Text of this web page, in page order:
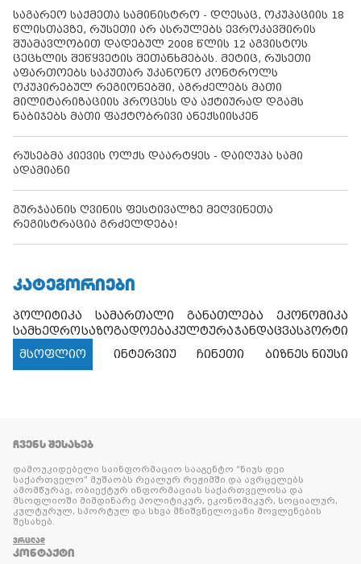
საგარეო საქმეთა სამინისტრო - დღესაც, ოკუპაციის 18
წლისთავზე, რუსეთი არ ასრულებს ევროკავშირის
შუამავლობით დადებულ 2008 წლის 12 აგვისტოს
ცეცხლის შეწყვეტის შეთანხმებას. მეტიც, რუსეთი
აფართოებს საკუთარ უკანონო კონტროლს
ოკუპირებულ რეგიონებში, აგრძელებს მათი
მილიტარიზაციის პროცესს და აქტიურად დგამს
ნაბიჯებს მათი ფაქტობრივი ანექსიისკენ
რუსებმა კიევის ოლქს დაარტყეს - დაიღუპა სამი
ადამიანი
გურჯაანის ღვინის ფესტივალზე მეღვინეთა
რეგისტრაცია გრძელდება!
ᲙᲐᲢᲔᲒᲝᲠᲘᲔᲑᲘ
პოლიტიკა სამართალი განათლება
ეკონომიკა
სამხედროსაზოგადოებაკულტურაჯანდაცვასპორტი
მსოფლიო
ინტერვიუ ჩინეთი ბიზნეს ნიუსი
ᲩᲕᲔᲜᲡ ᲨᲔᲡᲐᲮᲔᲑ
დამოუკიდებელი საინფორმაციო სააგენტო “ნიუს დეი
საქართველო” მუშაობს რეალურ რეჟიმში და ავრცელებს
ამომწურავ, ობიექტურ ინფორმაციას საქართველოსა და
მსოფლიოში მიმდინარე პოლიტიკურ, ეკონომიკურ, სოციალურ,
კულტურულ, სპორტულ და სხვა მნიშვნელოვანი მოვლენების
შესახებ.
ᲕᲠᲪᲚᲐᲓ
ᲙᲝᲜᲢᲐᲥᲢᲘ